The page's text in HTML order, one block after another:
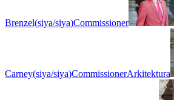
Brenzel(siya/siya)Commissioner
Carney(siya/siya)CommissionerArkitektura